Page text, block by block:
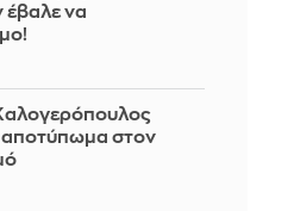
έβαλε να
αποτύπωμα στον